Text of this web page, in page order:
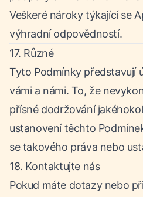
Veškeré nároky týkající se
výhradní odpovědností.
17. Různé
Tyto Podmínky představují
vámi a námi. To, že
přísné dodržování
ustanovení těchto
se takového práva nebo
18. Kontaktujte nás
Pokud máte dotazy nebo